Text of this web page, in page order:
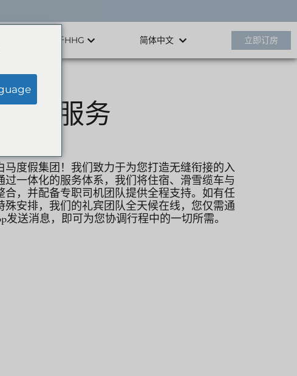
关于HHG 简体中文 立即订房
礼宾服务
马度假集团！我们致力于为您打造无缝衔接的入
过一体化的服务体系，我们将住宿、滑雪缆车与
合，并配备专职司机团队提供全程支持。如有任
殊安排，我们的礼宾团队全天候在线，您仅需通
发送消息，即可为您协调行程中的一切所需。